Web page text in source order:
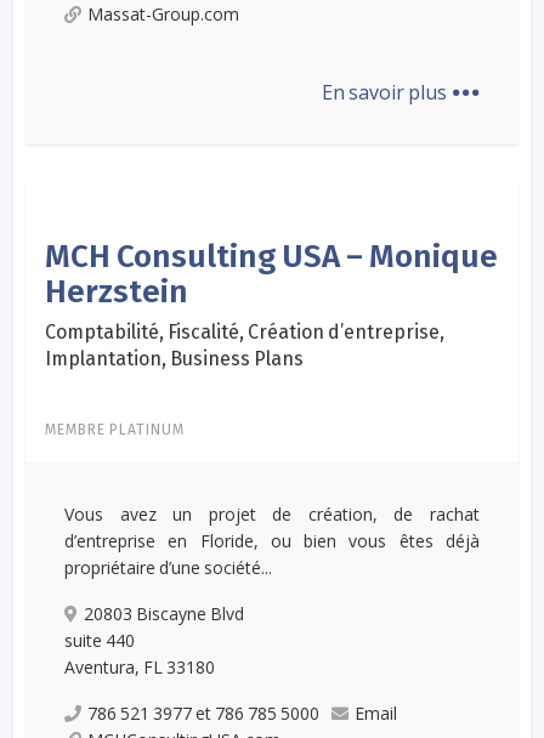
Massat-Group.com
En savoir plus ...
MCH Consulting USA – Monique
Herzstein
Comptabilité, Fiscalité, Création d’entreprise,
Implantation, Business Plans
MEMBRE PLATINUM
Vous avez un projet de création, de rachat
d’entreprise en Floride, ou bien vous êtes déjà
propriétaire d’une société...
20803 Biscayne Blvd
suite 440
Aventura, FL 33180
786 521 3977 et 786 785 5000
Email